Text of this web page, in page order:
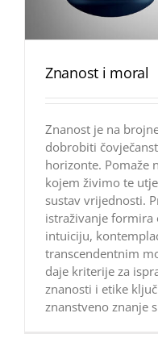
Znanost i moral
Znanost je na
dobrobiti
horizonte. Pomaže
kojem živimo te
sustav vrijednosti.
istraživanje formira
intuiciju,
transcendentnim
daje kriterije za
znanosti i etike
znanstveno znanje